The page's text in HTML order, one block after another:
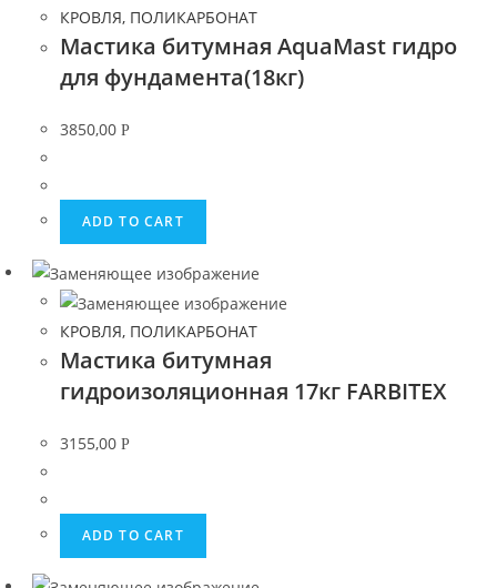
КРОВЛЯ, ПОЛИКАРБОНАТ
Мастика битумная AquaMast гидро
для фундамента(18кг)
3850,00 Р
ADD TO CART
КРОВЛЯ, ПОЛИКАРБОНАТ
Мастика битумная
гидроизоляционная 17кг FARBITEX
3155,00 Р
ADD TO CART